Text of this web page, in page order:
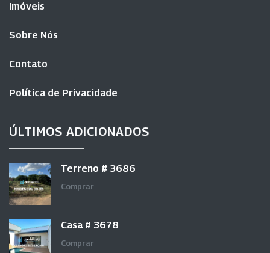
Imóveis
Sobre Nós
Contato
Política de Privacidade
ÚLTIMOS ADICIONADOS
Terreno # 3686
Comprar
Casa # 3678
Comprar